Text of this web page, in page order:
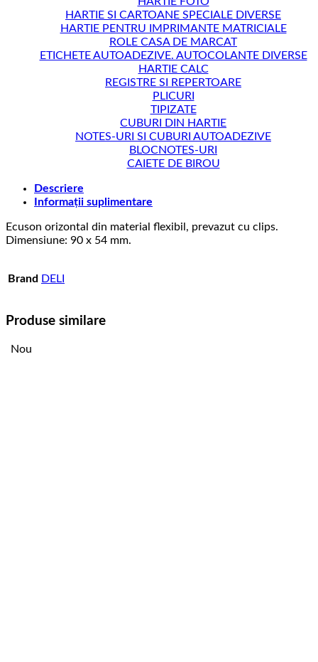
HARTIE SI CARTOANE SPECIALE DIVERSE
HARTIE PENTRU IMPRIMANTE MATRICIALE
ROLE CASA DE MARCAT
ETICHETE AUTOADEZIVE. AUTOCOLANTE DIVERSE
HARTIE CALC
REGISTRE SI REPERTOARE
PLICURI
TIPIZATE
CUBURI DIN HARTIE
NOTES-URI SI CUBURI AUTOADEZIVE
BLOCNOTES-URI
CAIETE DE BIROU
Descriere
Informații suplimentare
Ecuson orizontal din material flexibil, prevazut cu clips.
Dimensiune: 90 x 54 mm.
Brand DELI
Produse similare
Nou